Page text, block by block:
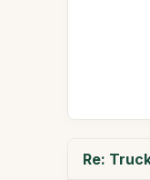
Re: